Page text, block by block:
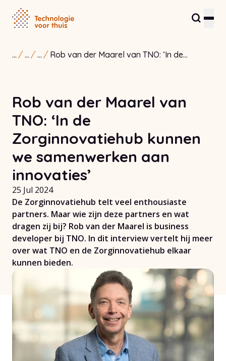
Inwoners en zorgverleners
Zorginnovatiehub
Over ons
Contact
... ... ...
Rob van der Maarel van TNO: ‘In de
Rob van der Maarel van
TNO: ‘In de
Zorginnovatiehub kunnen
we samenwerken aan
innovaties’
25 Jul 2024
De Zorginnovatiehub telt veel enthousiaste
partners. Maar wie zijn deze partners en wat
dragen zij bij? Rob van der Maarel is business
developer bij TNO. In dit interview vertelt hij meer
over wat TNO en de Zorginnovatiehub elkaar
kunnen bieden.